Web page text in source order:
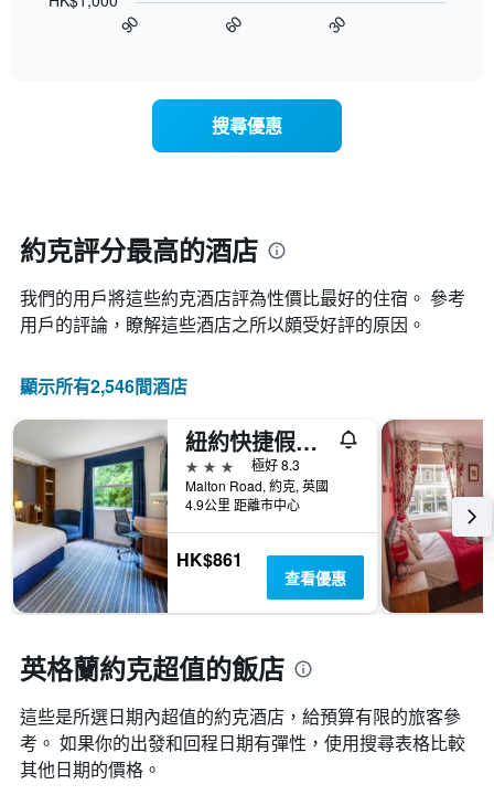
具
有
1
條
Y
示
三
天
內
找
到
的
今
晚
平
均
價
格。
X
顯
示
按
級
分
類
飯
店
類
別。
此
圖
表
具
條
軸，
過
圖
近，
房
的
變
況。
圖
有
個
X
軸，
顯
示
距
預
訂
期
的
天
數
90 60 30
搜尋優惠
約克評分最高的酒店
我們的用戶將這些約克酒店評為性價比最好的住宿。 參考
用戶的評論，瞭解這些酒店之所以頗受好評的原因。
顯示所有2,546間酒店
紐約快捷假日酒店
3星級
極好 8.3
Malton Road, 約克, 英國
4.9公里 距離市中心
HK$861
查看優惠
英格蘭約克超值的飯店
這些是所選日期內超值的約克​酒店，給預算有限的旅客參
考。 如果你的出發和回程日期有彈性，使用搜尋表格比較
其他日期的價格。